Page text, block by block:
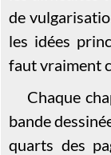
de
les idées
faut vraiment
Chaque
bande
quarts des